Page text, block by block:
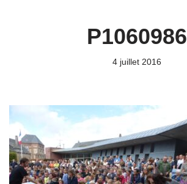
P1060986
4 juillet 2016